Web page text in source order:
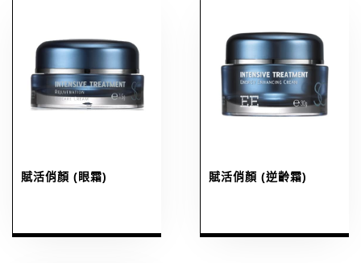
賦活俏顏 (眼霜) 賦活俏顏 (逆齡霜)